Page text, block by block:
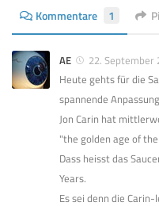
Kommentare 1
AE
22. September
Heute gehts für die
spannende
Jon Carin hat
"the golden age of
Dass heisst das
Years.
Es sei denn die